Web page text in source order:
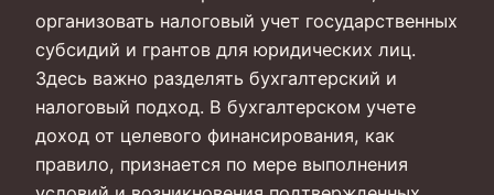
организовать налоговый учет государственных
субсидий и грантов для юридических лиц.
Здесь важно разделять бухгалтерский и
налоговый подход. В бухгалтерском учете
доход от целевого финансирования, как
правило, признается по мере выполнения